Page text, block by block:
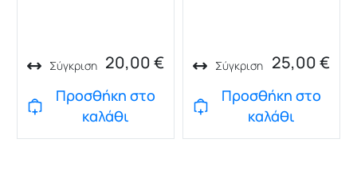
Σύγκριση 20,00€
Προσθήκη στο
καλάθι
Σύγκριση 25,00€
Προσθήκη στο
καλάθι